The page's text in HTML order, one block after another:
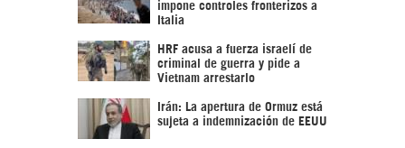
impone controles fronterizos a
Italia
HRF acusa a fuerza israelí de
criminal de guerra y pide a
Vietnam arrestarlo
Irán: La apertura de Ormuz está
sujeta a indemnización de EEUU